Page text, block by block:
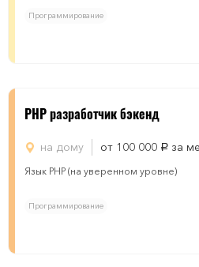
Программирование
PHP разработчик бэкенд
на дому от 100 000 руб. за
Язык PHP (на уверенном уровне)
Программирование